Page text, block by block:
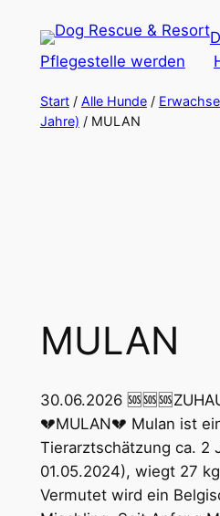
Inhalt
springenPflegestelle werden
Start/ Alle Hunde/
Jahre) / MULAN
MULAN
30.06.2026
💔MULAN💔 Mulan ist
Tierarztschätzung ca. 2
01.05.2024), wiegt 27
Vermutet wird ein